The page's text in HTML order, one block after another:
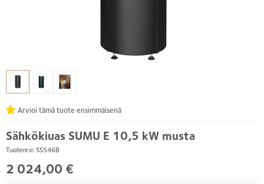
Sähkökiuas SUMU E 10,5 kW musta
Tuotenro: SS546B
Arvioi tämä tuote ensimmäisenä
2 024,00 €